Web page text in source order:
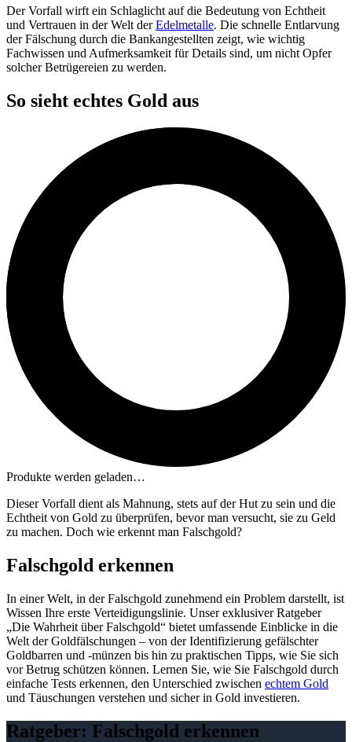
Der Vorfall wirft ein Schlaglicht auf die Bedeutung von Echtheit
und Vertrauen in der Welt derEdelmetalle. Die schnelle Entlarvung
der Fälschung durch die Bankangestellten zeigt, wie wichtig
Fachwissen und Aufmerksamkeit für Details sind, um nicht Opfer
solcher Betrügereien zu werden.
So sieht echtes Gold aus
Produkte werden geladen…
Dieser Vorfall dient als Mahnung, stets auf der Hut zu sein und die
Echtheit von Gold zu überprüfen, bevor man versucht, sie zu Geld
zu machen. Doch wie erkennt man Falschgold?
Falschgold erkennen
In einer Welt, in der Falschgold zunehmend ein Problem darstellt, ist
Wissen Ihre erste Verteidigungslinie. Unser exklusiver Ratgeber
„Die Wahrheit über Falschgold“ bietet umfassende Einblicke in die
Welt der Goldfälschungen – von der Identifizierung gefälschter
Goldbarren und -münzen bis hin zu praktischen Tipps, wie Sie sich
vor Betrug schützen können. Lernen Sie, wie Sie Falschgold durch
einfache Tests erkennen, den Unterschied zwischen echtem Gold
und Täuschungen verstehen und sicher in Gold investieren.
Ratgeber: Falschgold erkennen